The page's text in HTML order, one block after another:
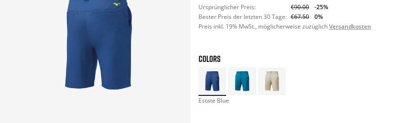
Ursprünglicher Preis: €90.00
-25%
Bester Preis der letzten 30 Tage: €67.50
0%
Preis inkl. 19% MwSt., möglicherweise zuzüglichVersandkosten
COLORS
Estate Blue